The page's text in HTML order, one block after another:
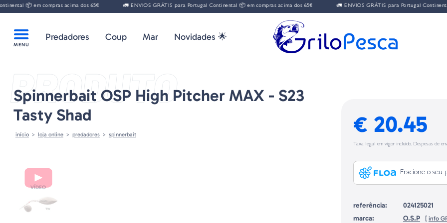
📦 em compras acima dos 65€ 🚛 ENVIOS GRÁTIS para Portugal Continental 📦 em compras acima dos 65€ 🚛 ENVIOS GRÁTIS para Portugal Continental
Predadores Coup Mar Novidades 🌟
PRODUTO
Spinnerbait OSP High Pitcher MAX - S23
Tasty Shad
início loja online predadores spinnerbait € 20.45
Taxa legal em vigor incluído. Despesas de
Fracione o
referência:
024125021
marca:
O.S.P [ info